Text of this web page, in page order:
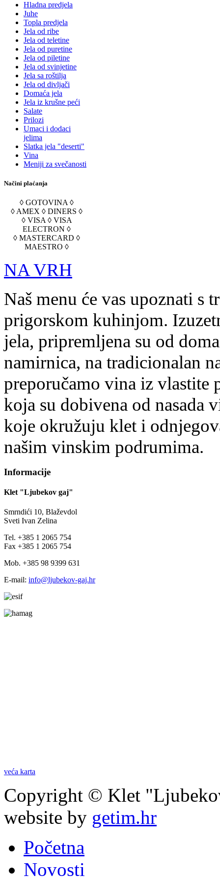
Hladna predjela
Juhe
Topla predjela
Jela od ribe
Jela od teletine
Jela od puretine
Jela od piletine
Jela od svinjetine
Jela sa roštilja
Jela od divljači
Domaća jela
Jela iz krušne peći
Salate
Prilozi
Umaci i dodaci
jelima
Slatka jela "deserti"
Vina
Meniji za svečanosti
Načini plaćanja
◊ GOTOVINA ◊
◊ AMEX ◊ DINERS ◊
◊ VISA ◊ VISA
ELECTRON ◊
◊ MASTERCARD ◊
MAESTRO ◊
NA VRH
Naš menu će vas upoznati s
prigorskom kuhinjom.
jela, pripremljena su od
namirnica, na tradicionalan
preporučamo vina iz vlastite
koja su dobivena od nasada
koje okružuju klet i
našim vinskim podrumima.
Informacije
Klet "Ljubekov gaj"
Smrndići 10, Blaževdol
Sveti Ivan Zelina
Tel. +385 1 2065 754
Fax +385 1 2065 754
Mob. +385 98 9399 631
E-mail: info@ljubekov-gaj.hr
veća karta
Copyright © Klet
website by getim.hr
Početna
Novosti